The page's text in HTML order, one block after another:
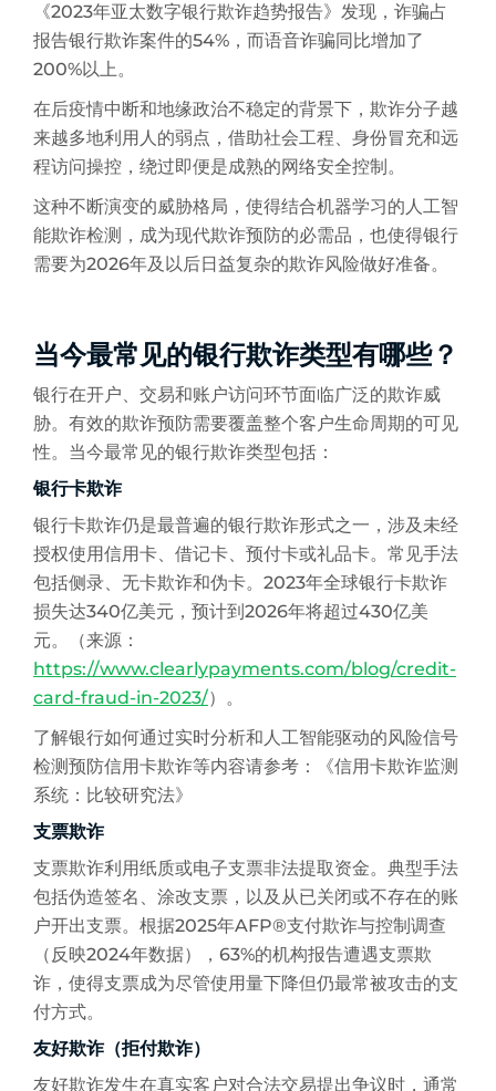
《2023年亚太数字银行欺诈趋势报告》发现，诈骗占
报告银行欺诈案件的54%，而语音诈骗同比增加了
200%以上。
在后疫情中断和地缘政治不稳定的背景下，欺诈分子越
来越多地利用人的弱点，借助社会工程、身份冒充和远
程访问操控，绕过即便是成熟的网络安全控制。
这种不断演变的威胁格局，使得结合机器学习的人工智
能欺诈检测，成为现代欺诈预防的必需品，也使得银行
需要为2026年及以后日益复杂的欺诈风险做好准备。
当今最常见的银行欺诈类型有哪些？
银行在开户、交易和账户访问环节面临广泛的欺诈威
胁。有效的欺诈预防需要覆盖整个客户生命周期的可见
性。当今最常见的银行欺诈类型包括：
银行卡欺诈
银行卡欺诈仍是最普遍的银行欺诈形式之一，涉及未经
授权使用信用卡、借记卡、预付卡或礼品卡。常见手法
包括侧录、无卡欺诈和伪卡。2023年全球银行卡欺诈
损失达340亿美元，预计到2026年将超过430亿美
元。（来源：
https://www.clearlypayments.com/blog/credit-
card-fraud-in-2023/）。
了解银行如何通过实时分析和人工智能驱动的风险信号
检测预防信用卡欺诈等内容请参考：《信用卡欺诈监测
系统：比较研究法》
支票欺诈
支票欺诈利用纸质或电子支票非法提取资金。典型手法
包括伪造签名、涂改支票，以及从已关闭或不存在的账
户开出支票。根据2025年AFP®支付欺诈与控制调查
（反映2024年数据），63%的机构报告遭遇支票欺
诈，使得支票成为尽管使用量下降但仍最常被攻击的支
付方式。
友好欺诈（拒付欺诈）
友好欺诈发生在真实客户对合法交易提出争议时，通常